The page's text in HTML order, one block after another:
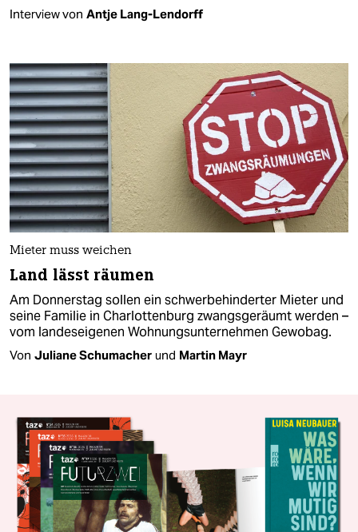
Interview von Antje Lang-Lendorff
Mieter muss weichen
Land lässt räumen
Am Donnerstag sollen ein schwerbehinderter Mieter und
seine Familie in Charlottenburg zwangsgeräumt werden –
vom landeseigenen Wohnungsunternehmen Gewobag.
Von Juliane Schumacher und Martin Mayr